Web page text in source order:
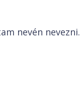
nevén nevezni.